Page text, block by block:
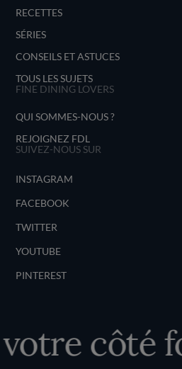
RECETTES
SÉRIES
CONSEILS ET ASTUCES
TOUS LES SUJETS
FINE DINING LOVERS
QUI SOMMES-NOUS ?
REJOIGNEZ FDL
SUIVEZ-NOUS SUR
INSTAGRAM
FACEBOOK
TWITTER
YOUTUBE
PINTEREST
côté